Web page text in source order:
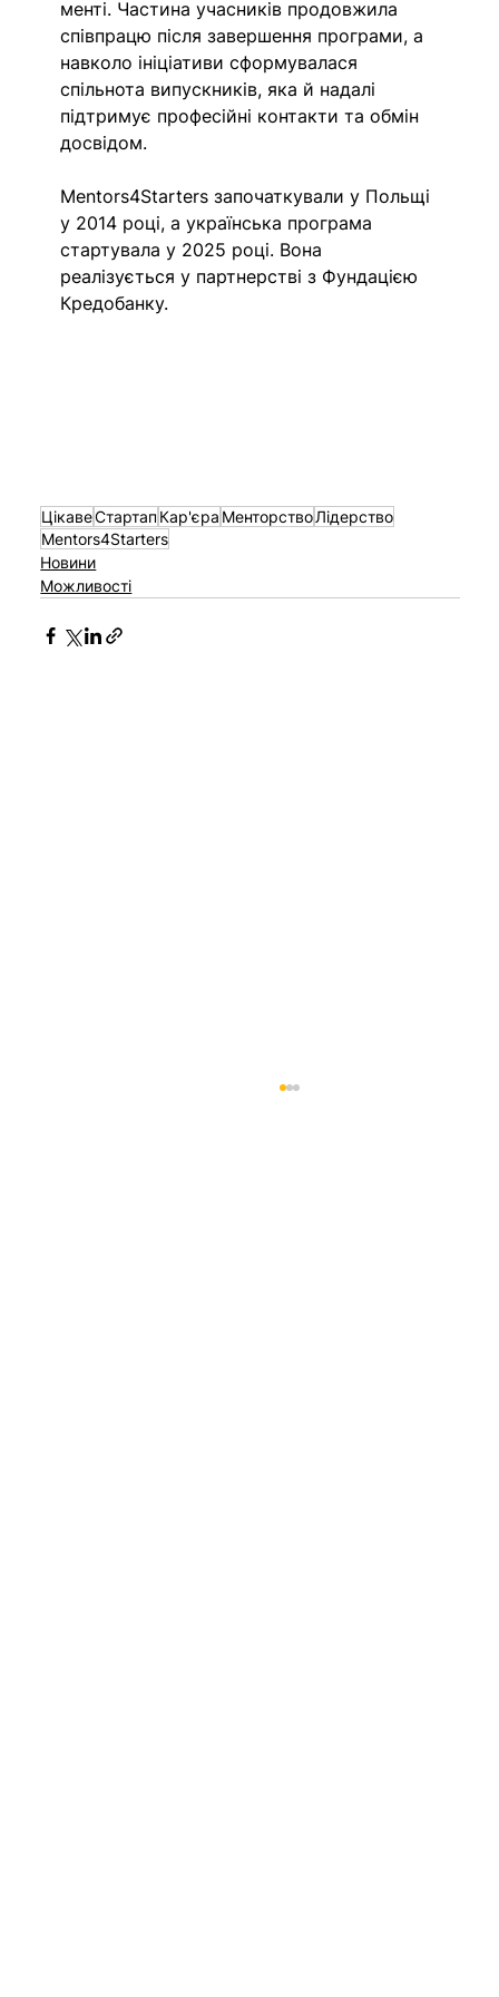
менті. Частина учасників продовжила
співпрацю після завершення програми, а
навколо ініціативи сформувалася
спільнота випускників, яка й надалі
підтримує професійні контакти та обмін
досвідом.
Mentors4Starters започаткували у Польщі
у 2014 році, а українська програма
стартувала у 2025 році. Вона
реалізується у партнерстві з Фундацією
Кредобанку.
ЦікавеСтартап Кар'єра МенторствоЛідерство
Mentors4Starters
Новини
Можливості